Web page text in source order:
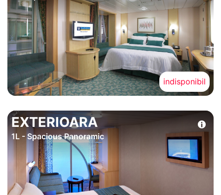
indisponibil
EXTERIOARA
1L - Spacious Panoramic